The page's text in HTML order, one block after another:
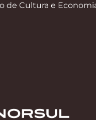
Cultura e